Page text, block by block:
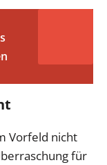
Vorfeld nicht
für